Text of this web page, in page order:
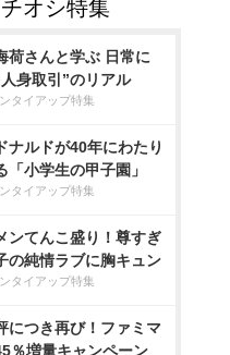
荷さんと学ぶ 日常に
身取引”のリアル
タイアップ特集
ナルドが40年にわたり
「小学生の甲子園」
タイアップ特集
ンてんこ盛り！尊すぎ
の純情ラブに胸キュン
タイアップ特集
につき再び！ファミマ
％増量キャンペーン